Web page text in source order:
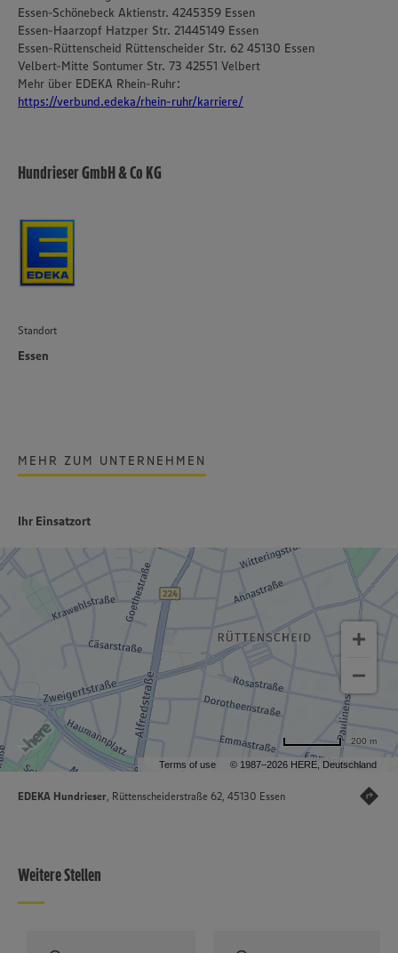
Essen-Schönebeck Aktienstr. 4245359 Essen
Essen-Haarzopf Hatzper Str. 21445149 Essen
Essen-Rüttenscheid Rüttenscheider Str. 62 45130 Essen
Velbert-Mitte Sontumer Str. 73 42551 Velbert
Mehr über EDEKA Rhein-Ruhr:
https://verbund.edeka/rhein-ruhr/karriere/
Hundrieser GmbH & Co KG
Standort
Essen
MEHR ZUM UNTERNEHMEN
Ihr Einsatzort
Terms of use © 1987–2026 HERE, Deutschland
200 m
EDEKA Hundrieser , Rüttenscheiderstraße 62, 45130 Essen
Weitere Stellen